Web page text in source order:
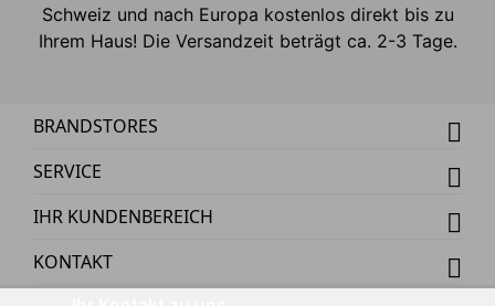
Schweiz und nach Europa kostenlos direkt bis zu
Ihrem Haus! Die Versandzeit beträgt ca. 2-3 Tage.
BRANDSTORES
SERVICE
IHR KUNDENBEREICH
KONTAKT